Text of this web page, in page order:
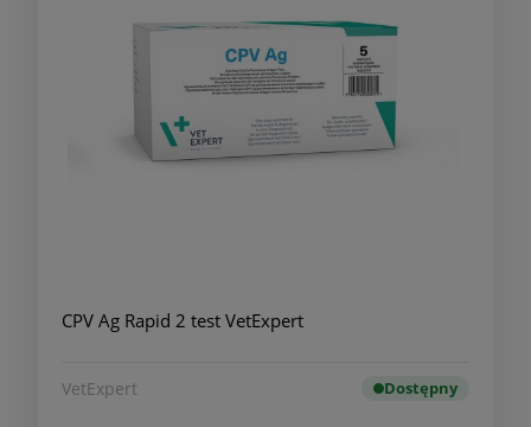
CPV Ag Rapid 2 test VetExpert
VetExpert Dostępny